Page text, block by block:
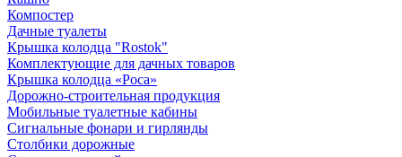
Компостер
Дачные туалеты
Крышка колодца "Rostok"
Комплектующие для дачных товаров
Крышка колодца «Роса»
Дорожно-строительная продукция
Мобильные туалетные кабины
Сигнальные фонари и гирлянды
Столбики дорожные